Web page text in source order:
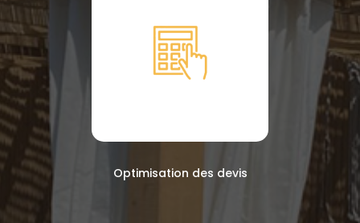
Optimisation des devis